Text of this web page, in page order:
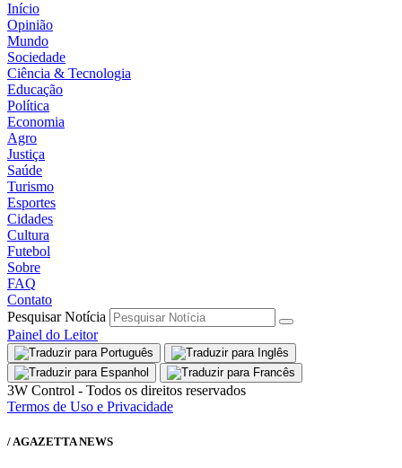
Início
Opinião
Mundo
Sociedade
Ciência & Tecnologia
Educação
Política
Economia
Agro
Justiça
Saúde
Turismo
Esportes
Cidades
Cultura
Futebol
Sobre
FAQ
Contato
Pesquisar Notícia
Painel do Leitor
3W Control - Todos os direitos reservados
Termos de Uso e Privacidade
/ AGAZETTA NEWS